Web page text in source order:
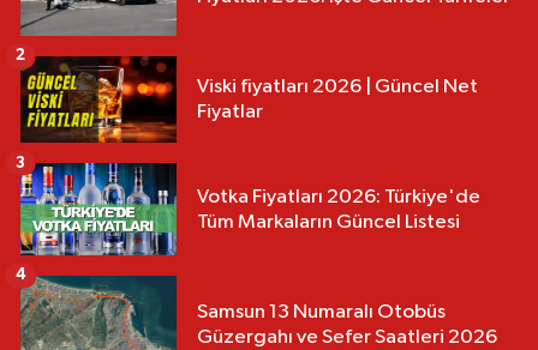
Viski fiyatları 2026 | Güncel Net
Fiyatlar
2
Votka Fiyatları 2026: Türkiye'de
Tüm Markaların Güncel Listesi
3
Samsun 13 Numaralı Otobüs
Güzergahı ve Sefer Saatleri 2026
4